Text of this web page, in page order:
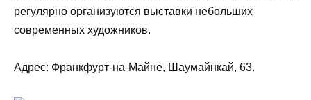
регулярно организуются выставки небольших
современных художников.
Адрес: Франкфурт-на-Майне, Шаумайнкай, 63.